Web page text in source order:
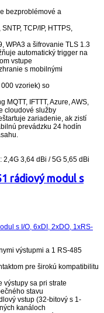
bezproblémové a
TCP/IP, HTTPS,
WPA3 a šifrovanie TLS 1.3
automatický trigger na
vstupe
s mobilnými
vzoriek) so
IFTTT, Azure, AWS,
cloudové služby
zariadenie, ak zistí
prevádzku 24 hodín
3,64 dBi / 5G 5,65 dBi
rádiový modul s
výstupmi a 1 RS-485
pre širokú kompatibilitu
výstupy sa pri strate
stavu
vstup (32-bitový s 1-
kanáloch